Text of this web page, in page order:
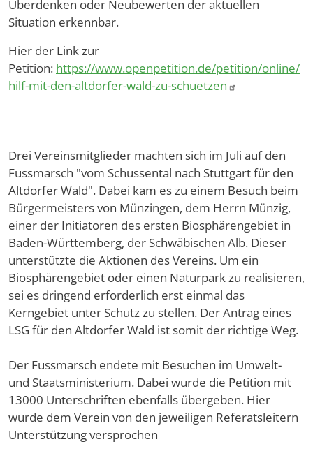
Überdenken oder Neubewerten der aktuellen
Situation erkennbar.
Hier der Link zur
Petition: https://www.openpetition.de/petition/online/
hilf-mit-den-altdorfer-wald-zu-schuetzen
Drei Vereinsmitglieder machten sich im Juli auf den
Fussmarsch "vom Schussental nach Stuttgart für den
Altdorfer Wald". Dabei kam es zu einem Besuch beim
Bürgermeisters von Münzingen, dem Herrn Münzig,
einer der Initiatoren des ersten Biosphärengebiet in
Baden-Württemberg, der Schwäbischen Alb. Dieser
unterstützte die Aktionen des Vereins. Um ein
Biosphärengebiet oder einen Naturpark zu realisieren,
sei es dringend erforderlich erst einmal das
Kerngebiet unter Schutz zu stellen. Der Antrag eines
LSG für den Altdorfer Wald ist somit der richtige Weg.
Der Fussmarsch endete mit Besuchen im Umwelt-
und Staatsministerium. Dabei wurde die Petition mit
13000 Unterschriften ebenfalls übergeben. Hier
wurde dem Verein von den jeweiligen Referatsleitern
Unterstützung versprochen